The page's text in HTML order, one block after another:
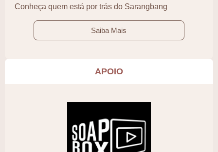
Conheça quem está por trás do Sarangbang
Saiba Mais
APOIO